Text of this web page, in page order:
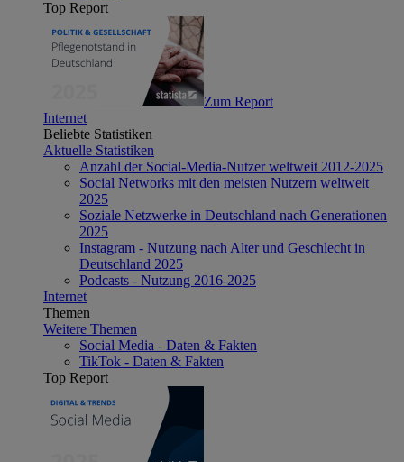
Top Report
Zum Report
Internet
Beliebte Statistiken
Aktuelle Statistiken
Anzahl der Social-Media-Nutzer weltweit 2012-2025
Social Networks mit den meisten Nutzern weltweit
2025
Soziale Netzwerke in Deutschland nach Generationen
2025
Instagram - Nutzung nach Alter und Geschlecht in
Deutschland 2025
Podcasts - Nutzung 2016-2025
Internet
Themen
Weitere Themen
Social Media - Daten & Fakten
TikTok - Daten & Fakten
Top Report